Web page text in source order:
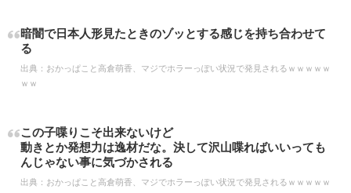
暗闇で日本人形見たときのゾッとする感じを持ち合わせて
る
出典： おかっぱこと高倉萌香、マジでホラーっぽい状況で発見されるｗｗｗｗｗ
ｗｗ
この子喋りこそ出来ないけど
動きとか発想力は逸材だな。決して沢山喋ればいいっても
んじゃない事に気づかされる
出典： おかっぱこと高倉萌香、マジでホラーっぽい状況で発見されるｗｗｗｗｗ